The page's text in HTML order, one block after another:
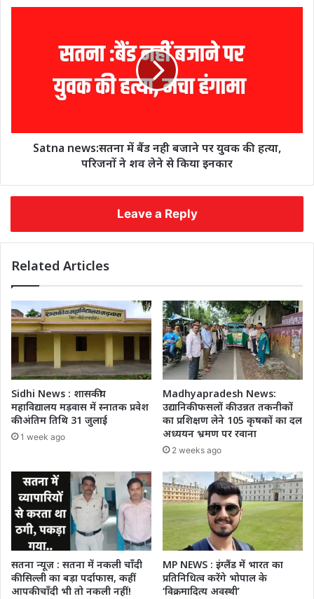
Satna news:सतना में बैंड नही बजाने पर युवक की हत्या,
परिजनों ने शव लेने से किया इनकार
Leave a Reply
Related Articles
Sidhi News : शासकीय
महाविद्यालय मड़वास में स्नातक प्रवेश
की अंतिम तिथि 31 जुलाई
1 week ago
Madhyapradesh News:
उद्यानिकी फसलों की उन्नत तकनीकों
का प्रशिक्षण लेने 105 कृषकों का दल
अध्ययन भ्रमण पर रवाना
2 weeks ago
सतना न्यूज़ : सतना में नकली चाँदी
की सिल्ली का बड़ा पर्दाफास, कहीं
आपकी चाँदी भी तो नकली नहीं!
MP NEWS : इंग्लैंड में भारत का
प्रतिनिधित्व करेंगे भोपाल के
‘विक्रमादित्य अवस्थी’